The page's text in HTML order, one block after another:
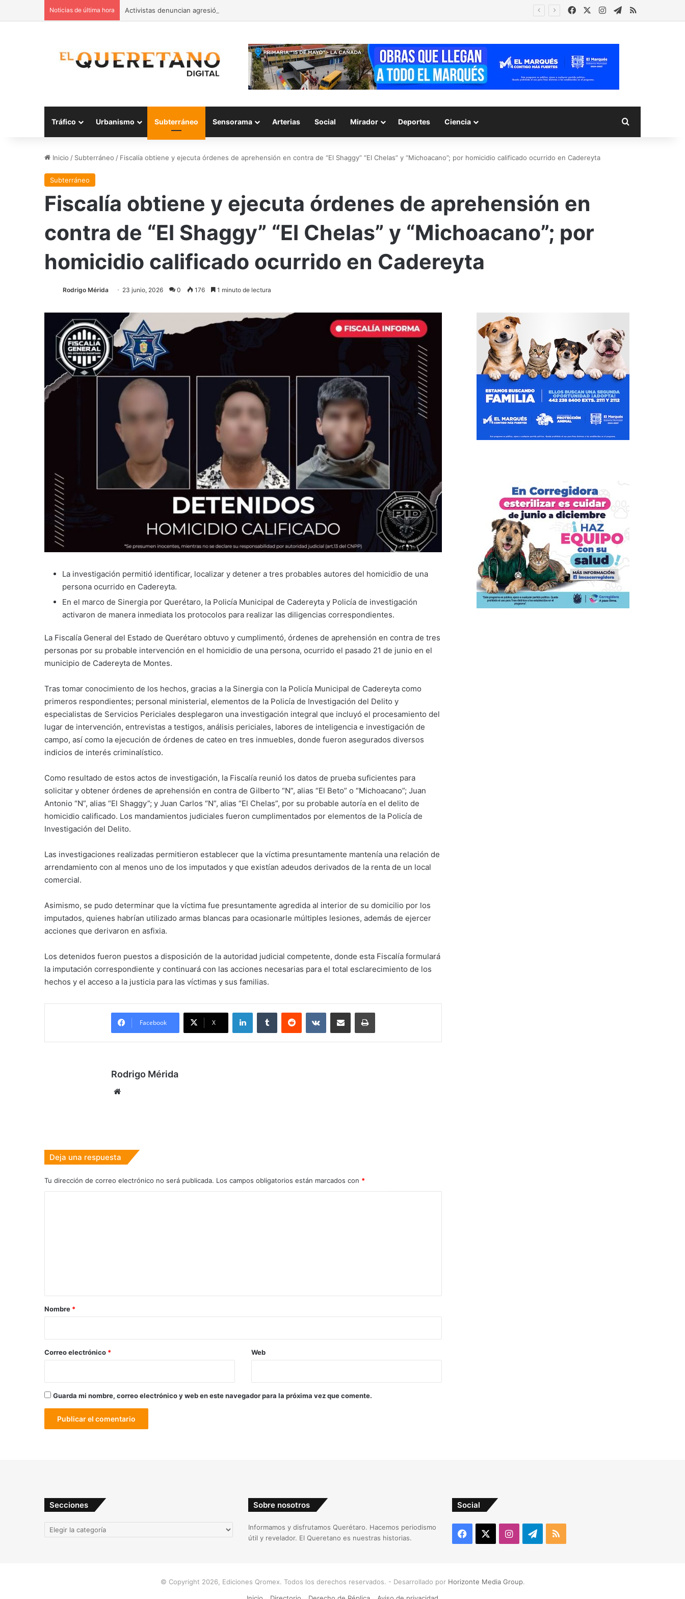
Noticias de última hora Activistas denuncian agresión tras audiencia por abuso sexual en Querétaro FacebookInstagram
Telegram
RSS
Tráfico Urbanismo Subterráneo Sensorama Arterias Social Mirador Deportes Ciencia Buscar por
Inicio / Subterráneo / Fiscalía obtiene y ejecuta órdenes de aprehensión en contra de “El Shaggy” “El Chelas” y “Michoacano”; por homicidio calificado ocurrido en Cadereyta
Subterráneo
Fiscalía obtiene y ejecuta órdenes de aprehensión en
contra de “El Shaggy” “El Chelas” y “Michoacano”; por
homicidio calificado ocurrido en Cadereyta
Rodrigo Mérida 23 junio, 2026 0 176 1 minuto de lectura
La investigación permitió identificar, localizar y detener a tres probables autores del homicidio de una
persona ocurrido en Cadereyta.
⁠En el marco de Sinergia por Querétaro, la Policía Municipal de Cadereyta y Policía de investigación
activaron de manera inmediata los protocolos para realizar las diligencias correspondientes.
La Fiscalía General del Estado de Querétaro obtuvo y cumplimentó, órdenes de aprehensión en contra de tres
personas por su probable intervención en el homicidio de una persona, ocurrido el pasado 21 de junio en el
municipio de Cadereyta de Montes.
Tras tomar conocimiento de los hechos, gracias a la Sinergia con la Policía Municipal de Cadereyta como
primeros respondientes; personal ministerial, elementos de la Policía de Investigación del Delito y
especialistas de Servicios Periciales desplegaron una investigación integral que incluyó el procesamiento del
lugar de intervención, entrevistas a testigos, análisis periciales, labores de inteligencia e investigación de
campo, así como la ejecución de órdenes de cateo en tres inmuebles, donde fueron asegurados diversos
indicios de interés criminalístico.
Como resultado de estos actos de investigación, la Fiscalía reunió los datos de prueba suficientes para
solicitar y obtener órdenes de aprehensión en contra de Gilberto “N”, alias “El Beto” o “Michoacano”; Juan
Antonio “N”, alias “El Shaggy”; y Juan Carlos “N”, alias “El Chelas”, por su probable autoría en el delito de
homicidio calificado. Los mandamientos judiciales fueron cumplimentados por elementos de la Policía de
Investigación del Delito.
Las investigaciones realizadas permitieron establecer que la víctima presuntamente mantenía una relación de
arrendamiento con al menos uno de los imputados y que existían adeudos derivados de la renta de un local
comercial.
Asimismo, se pudo determinar que la víctima fue presuntamente agredida al interior de su domicilio por los
imputados, quienes habrían utilizado armas blancas para ocasionarle múltiples lesiones, además de ejercer
acciones que derivaron en asfixia.
Los detenidos fueron puestos a disposición de la autoridad judicial competente, donde esta Fiscalía formulará
la imputación correspondiente y continuará con las acciones necesarias para el total esclarecimiento de los
hechos y el acceso a la justicia para las víctimas y sus familias.
Facebook X
LinkedInTumblr Reddit VKontakteCompartir por correo electrónicoImprimir
Rodrigo Mérida
Deja una respuesta
Tu dirección de correo electrónico no será publicada. Los campos obligatorios están marcados con *
r
*
Nombre *
Correo electrónico * Web
Guarda mi nombre, correo electrónico y web en este navegador para la próxima vez que comente.
Secciones
Secciones
Sobre nosotros
Informamos y disfrutamos Querétaro. Hacemos periodismo
útil y revelador. El Queretano es nuestras historias.
Social
Facebook Instagram
Telegram
RSS
© Copyright 2026, Ediciones Qromex. Todos los derechos reservados. - Desarrollado por Horizonte Media Group.